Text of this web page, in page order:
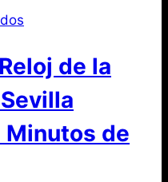
de la
Minutos de